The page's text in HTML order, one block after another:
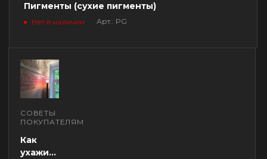
Пигменты (сухие пигменты)
Нет в наличии Арт.: PG
СОВЕТЫ
ПОКУПАТЕЛЯМ
Как
ухаживать